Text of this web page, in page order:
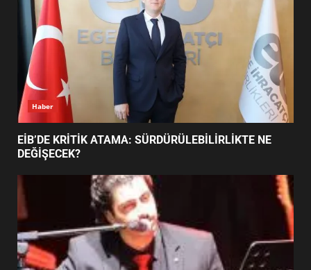
6
BURHANİYE SATRANÇ
TURNUVASI KAYITLARI NEYİ
DEĞİŞTİRİYOR?
BURHANİYE BELEDİYESPOR’DA
YENİ YÖNETİM NASIL
Haber
EİB’DE KRİTİK ATAMA: SÜRDÜRÜLEBİLİRLİKTE NE
DEĞİŞECEK?